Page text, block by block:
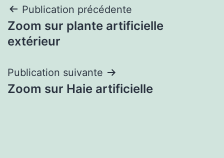
Navigation
de
Publication précédente
Zoom sur plante artificielle
extérieur
Publication suivante
Zoom sur Haie artificielle